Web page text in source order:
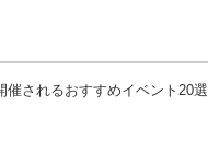
催されるおすすめイベント20選